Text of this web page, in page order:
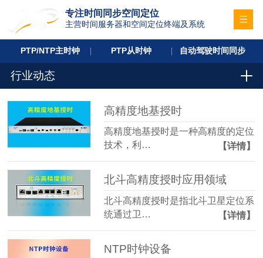
专注时间同步空间定位
主营时间服务器和空间定位终端及系统
PTP/NTP主时钟 PTP从时钟 自动驾驶时间同步
行业动态
高精度地基授时
高精度地基授时是一种高精度的定位
技术，利…
【详情】
北斗高精度授时应用领域
北斗高精度授时是指北斗卫星定位系
统通过卫…
【详情】
NTP时钟设备